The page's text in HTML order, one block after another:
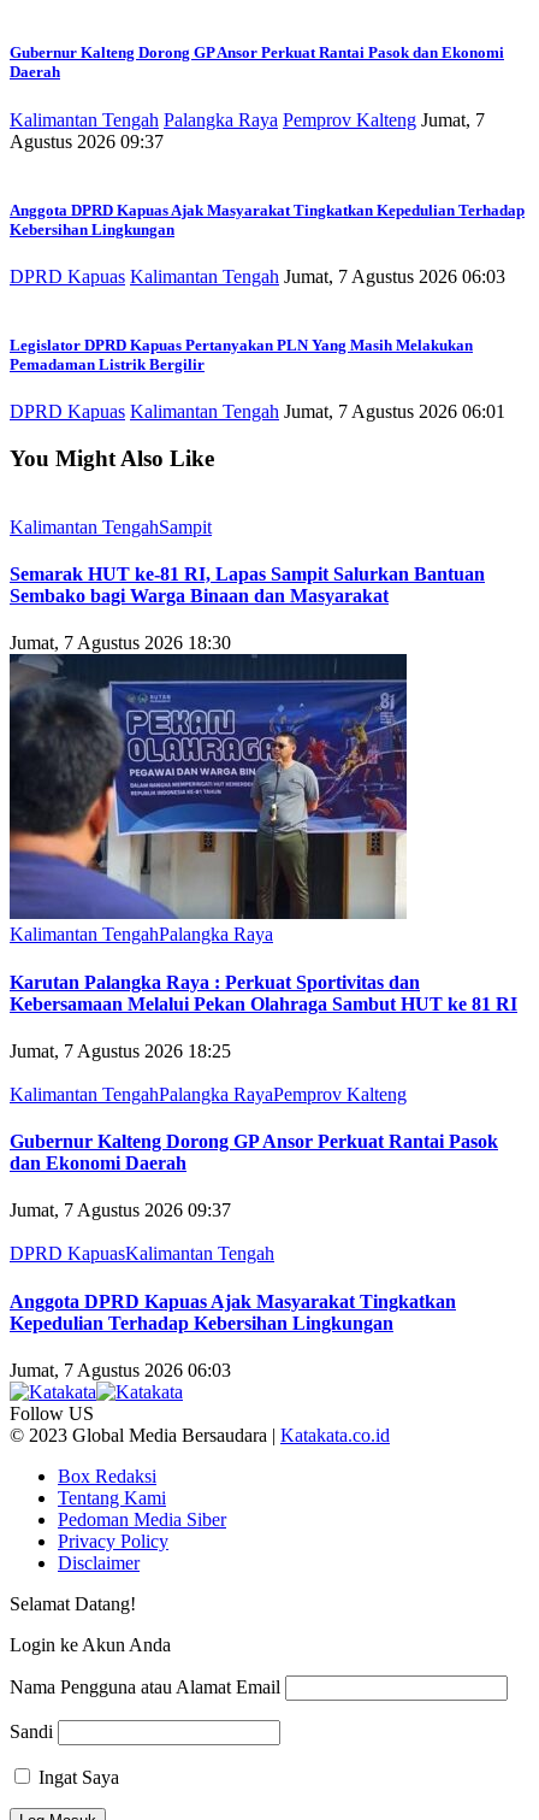
Gubernur Kalteng Dorong GP Ansor Perkuat Rantai Pasok dan Ekonomi
Daerah
Kalimantan Tengah Palangka Raya Pemprov Kalteng Jumat, 7
Agustus 2026 09:37
Anggota DPRD Kapuas Ajak Masyarakat Tingkatkan Kepedulian Terhadap
Kebersihan Lingkungan
DPRD Kapuas Kalimantan Tengah Jumat, 7 Agustus 2026 06:03
Legislator DPRD Kapuas Pertanyakan PLN Yang Masih Melakukan
Pemadaman Listrik Bergilir
DPRD Kapuas Kalimantan Tengah Jumat, 7 Agustus 2026 06:01
You Might Also Like
Kalimantan TengahSampit
Semarak HUT ke-81 RI, Lapas Sampit Salurkan Bantuan
Sembako bagi Warga Binaan dan Masyarakat
Jumat, 7 Agustus 2026 18:30
Kalimantan TengahPalangka Raya
Karutan Palangka Raya : Perkuat Sportivitas dan
Kebersamaan Melalui Pekan Olahraga Sambut HUT ke 81 RI
Jumat, 7 Agustus 2026 18:25
Kalimantan TengahPalangka RayaPemprov Kalteng
Gubernur Kalteng Dorong GP Ansor Perkuat Rantai Pasok
dan Ekonomi Daerah
Jumat, 7 Agustus 2026 09:37
DPRD KapuasKalimantan Tengah
Anggota DPRD Kapuas Ajak Masyarakat Tingkatkan
Kepedulian Terhadap Kebersihan Lingkungan
Jumat, 7 Agustus 2026 06:03
Follow US
© 2023 Global Media Bersaudara | Katakata.co.id
Box Redaksi
Tentang Kami
Pedoman Media Siber
Privacy Policy
Disclaimer
Selamat Datang!
Login ke Akun Anda
Nama Pengguna atau Alamat Email
Sandi
Ingat Saya